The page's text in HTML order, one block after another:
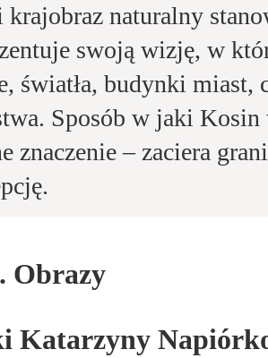
krajobraz naturalny
swoją wizję, w
światła, budynki
Sposób w jaki
znaczenie – zaciera
Obrazy
Katarzyny